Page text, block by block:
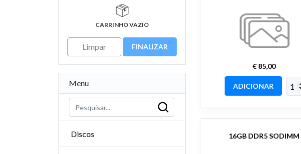
CARRINHO VAZIO
Limpar FINALIZAR
Menu
Discos
€ 85,00
ADICIONAR
16GB DDR5 SODIMM